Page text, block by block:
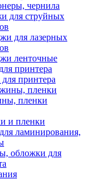
чернила
для струйных
для лазерных
ленточные
принтера
принтера
пленки
и пленки
ламинирования,
обложки для